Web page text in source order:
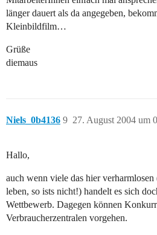
länger dauert als da angegeben,
Kleinbildfilm…
Grüße
diemaus
Niels_0b4136 27. August 2004 um
9
Hallo,
auch wenn viele das hier
leben, so ists nicht!) handelt es sich
Wettbewerb. Dagegen können
Verbraucherzentralen vorgehen.